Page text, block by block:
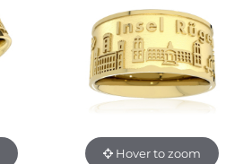
Hover to zoom